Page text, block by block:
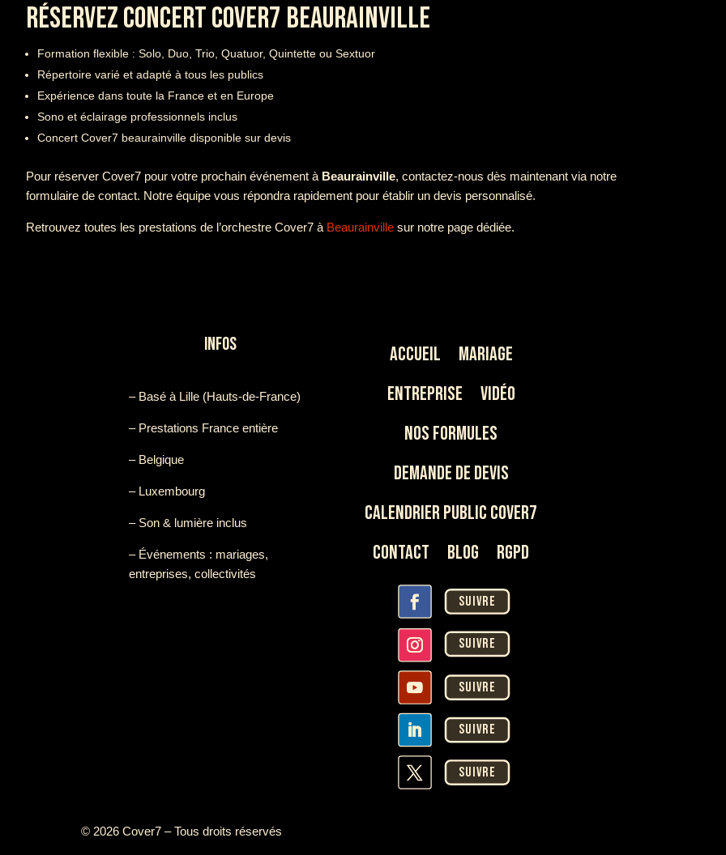
RÉSERVEZ CONCERT COVER7 BEAURAINVILLE
Formation flexible : Solo, Duo, Trio, Quatuor, Quintette ou Sextuor
Répertoire varié et adapté à tous les publics
Expérience dans toute la France et en Europe
Sono et éclairage professionnels inclus
Concert Cover7 beaurainville disponible sur devis
Pour réserver Cover7 pour votre prochain événement à Beaurainville, contactez-nous dès maintenant via notre
formulaire de contact. Notre équipe vous répondra rapidement pour établir un devis personnalisé.
Retrouvez toutes les prestations de l’orchestre Cover7 à Beaurainville sur notre page dédiée.
INFOS
– Basé à Lille (Hauts-de-France)
– Prestations France entière
– Belgique
– Luxembourg
– Son & lumière inclus
– Événements : mariages,
entreprises, collectivités
Accueil
Mariage
Entreprise
Vidéo
Nos Formules
Demande de devis
Calendrier Public Cover7
Contact
Blog rgpd
Suivre
Suivre
Suivre
Suivre
Suivre
© 2026 Cover7 – Tous droits réservés